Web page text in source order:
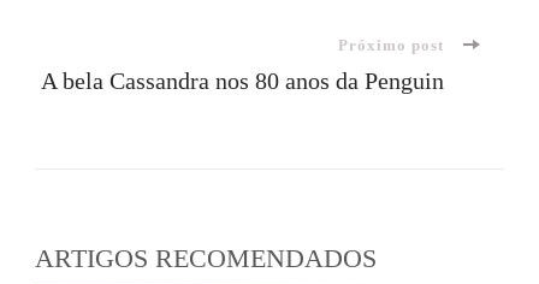
post
Próximo post
A bela Cassandra nos 80 anos da Penguin
ARTIGOS RECOMENDADOS